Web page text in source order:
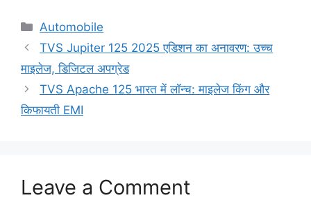
Categories
Automobile
TVS Jupiter 125 2025 एडिशन का अनावरण: उच्च
माइलेज, डिजिटल अपग्रेड
TVS Apache 125 भारत में लॉन्च: माइलेज किंग और
किफायती EMI
Leave a Comment